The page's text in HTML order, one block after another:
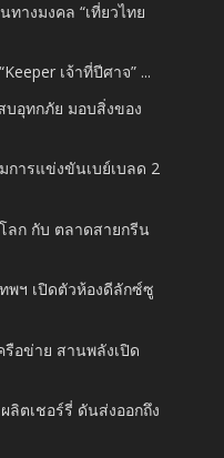
างมงคล “เที่ยวไทย
เจ้าที่ปีศาจ” ...
อุทกภัย มอบสิ่งของ
การแข่งขันเบย์เบลด 2
ลก กับ ตลาดสายกรีน
พฯ เปิดตัวห้องดีลักซ์ซู
รือข่าย สานพลังเปิด
ตเชอร์รี่ ดันส่งออกถึง